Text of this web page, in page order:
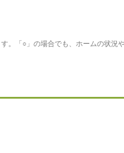
「○」の場合でも、ホームの状況